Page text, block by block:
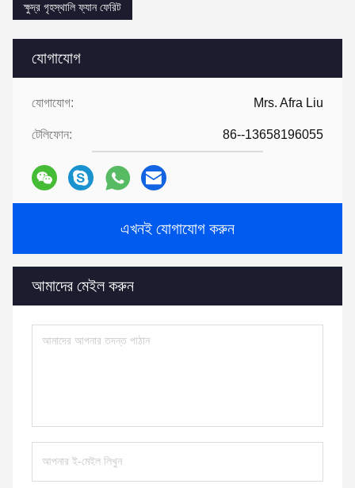
যোগাযোগ
যোগাযোগ: Mrs. Afra Liu
টেলিফোন: 86--13658196055
এখনই যোগাযোগ করুন
আমাদের মেইল ​​করুন
ক্ষুদ্র গৃহস্থালি ফ্যান ফেরিট